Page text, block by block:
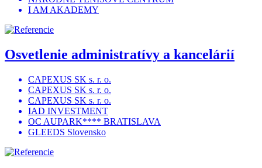
I AM AKADEMY
Osvetlenie administratívy a kancelárií
CAPEXUS SK s. r. o.
CAPEXUS SK s. r. o.
CAPEXUS SK s. r. o.
IAD INVESTMENT
OC AUPARK**** BRATISLAVA
GLEEDS Slovensko